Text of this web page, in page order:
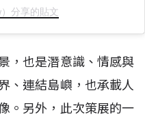
分享的貼文
，也是潛意識、情感與
、連結島嶼，也承載人
。另外，此次策展的一